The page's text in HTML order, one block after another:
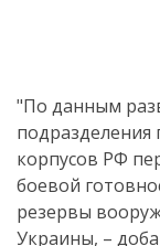
"По данным
подразделения
корпусов РФ
боевой
резервы
Украины, –